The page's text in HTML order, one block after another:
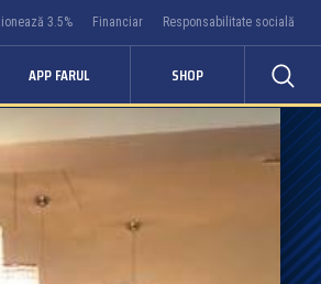
3.5% Financiar Responsabilitate socială
APP FARUL SHOP